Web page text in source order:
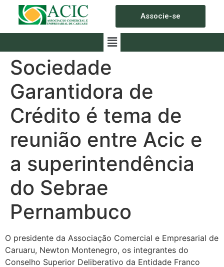
Associe-se
Sociedade
Garantidora de
Crédito é tema de
reunião entre Acic e
a superintendência
do Sebrae
Pernambuco
O presidente da Associação Comercial e Empresarial de
Caruaru, Newton Montenegro, os integrantes do
Conselho Superior Deliberativo da Entidade Franco